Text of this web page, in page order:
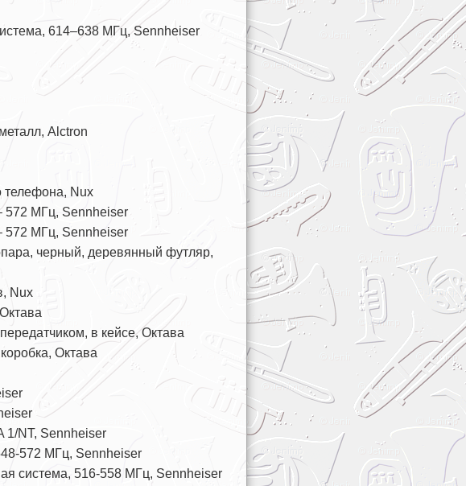
614–638 МГц, Sennheiser
Alctron
телефона, Nux
572 МГц, Sennheiser
572 МГц, Sennheiser
черный, деревянный футляр,
Nux
в кейсе, Октава
Октава
1/NT, Sennheiser
572 МГц, Sennheiser
система, 516-558 МГц, Sennheiser